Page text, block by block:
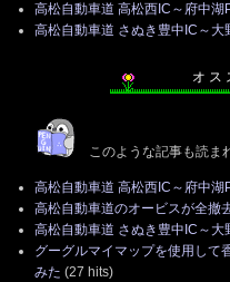
高松自動車道 高松西IC～府中湖
高松自動車道 さぬき豊中IC～大
オ ス
このような記事も読ま
高松自動車道 高松西IC～府中湖
高松自動車道のオービスが全撤
高松自動車道 さぬき豊中IC～大
グーグルマイマップを使用して
みた (27 hits)